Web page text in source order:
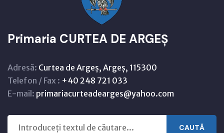
Primaria CURTEA DE ARGEȘ
Adresă: Curtea de Argeș, Argeș, 115300
Telefon / Fax : +40 248 721 033
E-mail: primariacurteadearges@yahoo.com
CAUTĂ